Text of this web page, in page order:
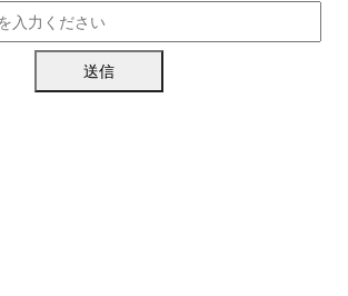
送信